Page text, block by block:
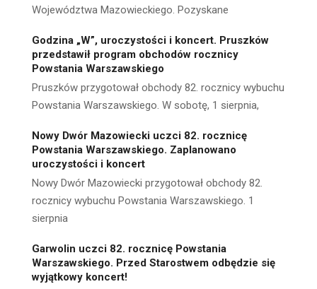
Województwa Mazowieckiego. Pozyskane
Godzina „W”, uroczystości i koncert. Pruszków
przedstawił program obchodów rocznicy
Powstania Warszawskiego
Pruszków przygotował obchody 82. rocznicy wybuchu
Powstania Warszawskiego. W sobotę, 1 sierpnia,
Nowy Dwór Mazowiecki uczci 82. rocznicę
Powstania Warszawskiego. Zaplanowano
uroczystości i koncert
Nowy Dwór Mazowiecki przygotował obchody 82.
rocznicy wybuchu Powstania Warszawskiego. 1
sierpnia
Garwolin uczci 82. rocznicę Powstania
Warszawskiego. Przed Starostwem odbędzie się
wyjątkowy koncert!